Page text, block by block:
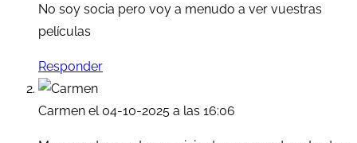
No soy socia pero voy a menudo a ver vuestras
películas
Responder
Carmen el 04-10-2025 a las 16:06